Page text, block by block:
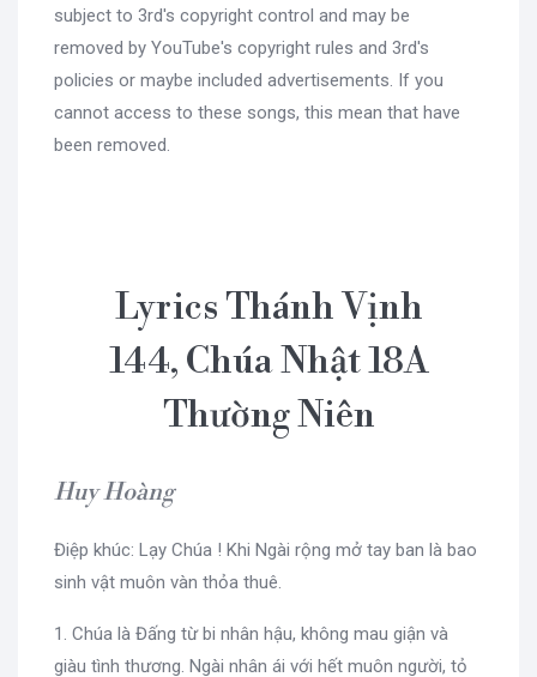
subject to 3rd's copyright control and may be
removed by YouTube's copyright rules and 3rd's
policies or maybe included advertisements. If you
cannot access to these songs, this mean that have
been removed.
Lyrics Thánh Vịnh
144, Chúa Nhật 18A
Thường Niên
Huy Hoàng
Điệp khúc: Lạy Chúa ! Khi Ngài rộng mở tay ban là bao
sinh vật muôn vàn thỏa thuê.
1. Chúa là Đấng từ bi nhân hậu, không mau giận và
giàu tình thương. Ngài nhân ái với hết muôn người, tỏ